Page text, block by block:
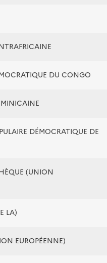
DU CONGO
DÉMOCRATIQUE DE
(UNION
LA)
EUROPÉENNE)